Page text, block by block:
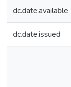
dc.date.available
dc.date.issued